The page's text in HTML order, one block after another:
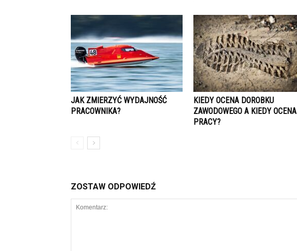
JAK ZMIERZYĆ WYDAJNOŚĆ
PRACOWNIKA?
KIEDY OCENA DOROBKU
ZAWODOWEGO A KIEDY OCENA
PRACY?
ZOSTAW ODPOWIEDŹ